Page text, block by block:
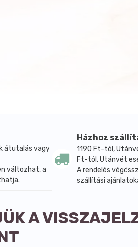
átutalás vagy
változhat, a
Házhoz
1190 Ft-tól,
Ft-tól, Utánvét
A rendelés
szállítási
A